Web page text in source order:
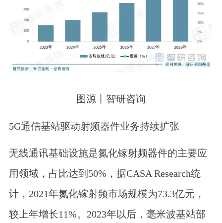
图源丨智研咨询
5G通信基站驱动射频器件业务持续扩张
无线通讯基础设施是氮化镓射频器件的主要应
用领域，占比达到50%，据CASA Research统
计，2021年氮化镓射频市场规模为73.3亿元，
较上年增长11%。2023年以后，毫米波基站部